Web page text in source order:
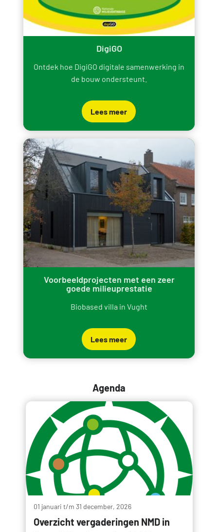
DigiGO
Ontdek hoe DigiGO digitale samenwerking in
de bouw ondersteunt.
Lees meer
Voorbeeldprojecten met een zeer
goede milieuprestatie
Biobased villa in Vught
Lees meer
Agenda
01 januari t/m 31 december, 2026
Overzicht vergaderingen NMD in